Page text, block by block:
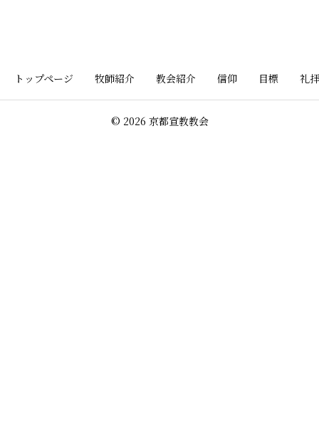
トップページ 牧師紹介 教会紹介 信仰 目標 礼
© 2026 京都宣教教会